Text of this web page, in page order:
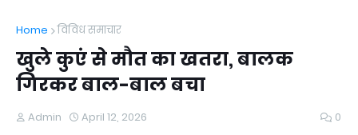
Home विविध समाचार
खुले कुएं से मौत का खतरा, बालक
गिरकर बाल-बाल बचा
Admin April 12, 2026 0